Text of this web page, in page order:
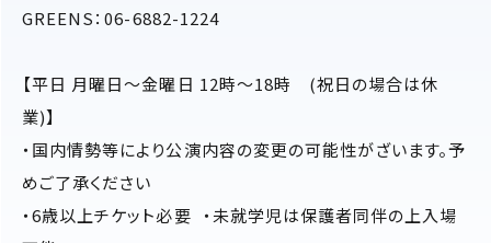
GREENS：06-6882-1224
【平日 月曜日〜金曜日 12時〜18時 (祝日の場合は休
業)】
・国内情勢等により公演内容の変更の可能性がざいます。予
めご了承ください
・6歳以上チケット必要 ・未就学児は保護者同伴の上入場